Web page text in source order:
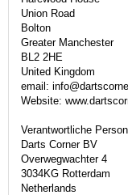
Union Road
Bolton
Greater Manchester
BL2 2HE
United Kingdom
email:
Website:
Verantwortliche
Darts Corner BV
Overwegwachter 4
3034KG Rotterdam
Netherlands